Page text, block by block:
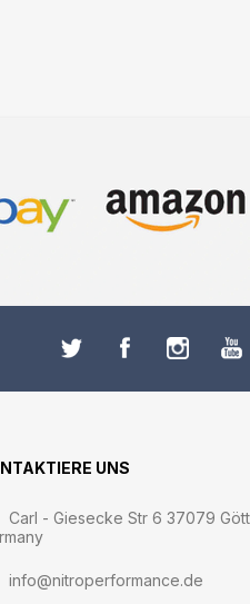
UNS
Carl - Giesecke Str 6 37079
info@nitroperformance.de